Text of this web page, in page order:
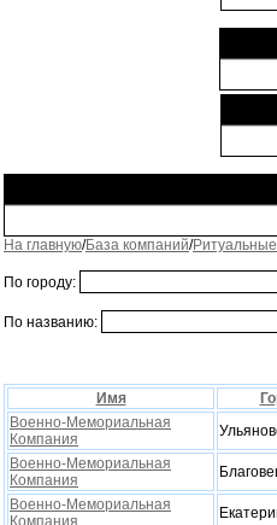
На главную/База компаний/
По городу:
По названию:
Имя
Военно-Мемориальная
Компания
Военно-Мемориальная
Компания
Военно-Мемориальная
Компания